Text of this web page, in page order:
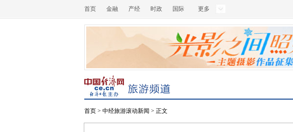
首页 金融 产经 时政 国际 更多
首页 > 中经旅游滚动新闻 > 正文